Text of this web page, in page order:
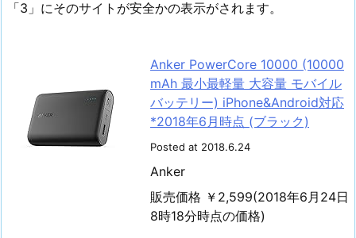
「3」にそのサイトが安全かの表示がされます。
Anker PowerCore 10000 (10000
mAh 最小最軽量 大容量 モバイル
バッテリー) iPhone&Android対応
*2018年6月時点 (ブラック)
Posted at 2018.6.24
Anker
販売価格 ￥2,599(2018年6月24日
8時18分時点の価格)